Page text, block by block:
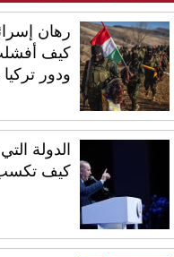
رهان
كيف
ودور
الدولة
كيف تكسب